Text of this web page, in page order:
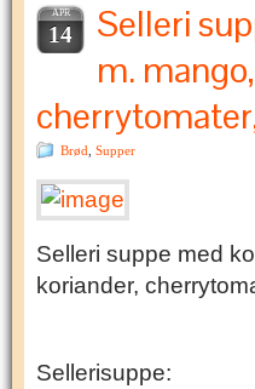
APR
14
Selleri
m.
Brød Supper
Selleri suppe med
koriander,
Sellerisuppe: